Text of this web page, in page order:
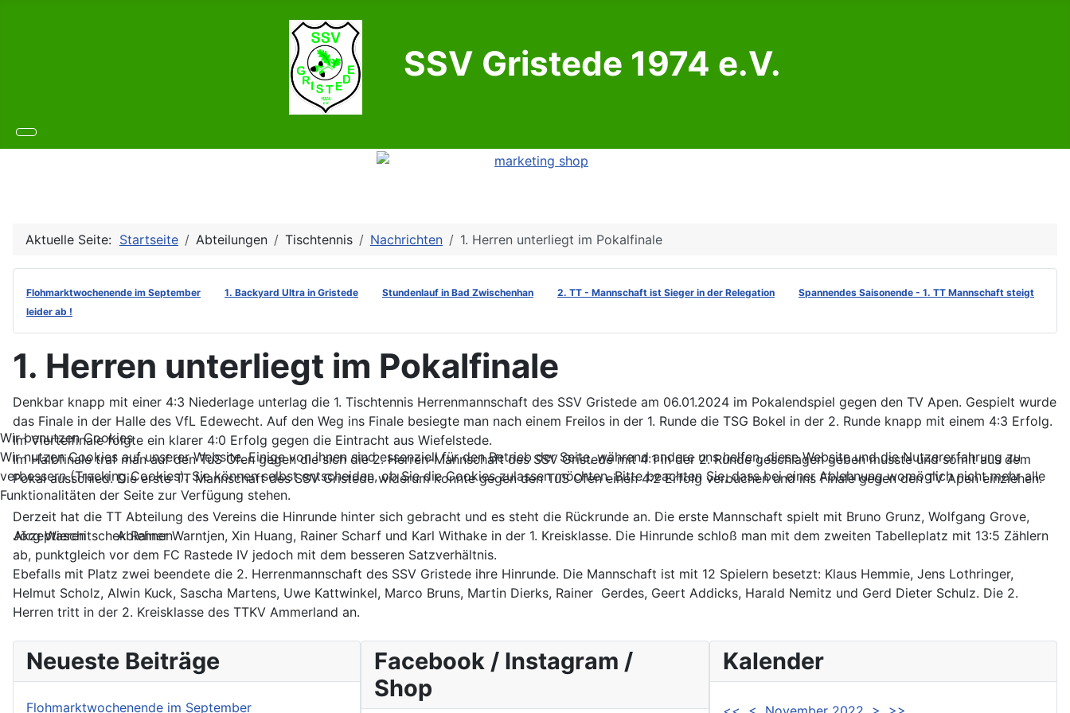
SSV Gristede 1974 e.V.
Aktuelle Seite: Startseite Abteilungen Tischtennis Nachrichten 1. Herren unterliegt im Pokalfinale
Flohmarktwochenende im September 1. Backyard Ultra in Gristede Stundenlauf in Bad Zwischenhan 2. TT - Mannschaft ist Sieger in der Relegation
Spannendes Saisonende - 1. TT Mannschaft steigt
leider ab !
1. Herren unterliegt im Pokalfinale
Denkbar knapp mit einer 4:3 Niederlage unterlag die 1. Tischtennis Herrenmannschaft des SSV Gristede am 06.01.2024 im Pokalendspiel gegen den TV Apen. Gespielt wurde
das Finale in der Halle des VfL Edewecht. Auf den Weg ins Finale besiegte man nach einem Freilos in der 1. Runde die TSG Bokel in der 2. Runde knapp mit einem 4:3 Erfolg.
Im Viertelfinale folgte ein klarer 4:0 Erfolg gegen die Eintracht aus Wiefelstede.
Im Halbfinale traf man auf den TuS Ofen gegen die sich die 2. Herren-Mannschaft des SSV Gristede mit 4:1 in der 2. Runde geschlagen geben musste und somit aus dem
Pokal ausschied. Die erste TT Mannschaft des SSV Gristede widerum konnte gegen den TuS Ofen einen 4:2 Erfolg verbuchen und ins Finale gegen den TV Apen einziehen.
Derzeit hat die TT Abteilung des Vereins die Hinrunde hinter sich gebracht und es steht die Rückrunde an. Die erste Mannschaft spielt mit Bruno Grunz, Wolfgang Grove,
Jörg Waschitschek Rainer Warntjen, Xin Huang, Rainer Scharf und Karl Withake in der 1. Kreisklasse. Die Hinrunde schloß man mit dem zweiten Tabelleplatz mit 13:5 Zählern
ab, punktgleich vor dem FC Rastede IV jedoch mit dem besseren Satzverhältnis.
Ebefalls mit Platz zwei beendete die 2. Herrenmannschaft des SSV Gristede ihre Hinrunde. Die Mannschaft ist mit 12 Spielern besetzt: Klaus Hemmie, Jens Lothringer,
Helmut Scholz, Alwin Kuck, Sascha Martens, Uwe Kattwinkel, Marco Bruns, Martin Dierks, Rainer Gerdes, Geert Addicks, Harald Nemitz und Gerd Dieter Schulz. Die 2.
Herren tritt in der 2. Kreisklasse des TTKV Ammerland an.
Neueste Beiträge
Flohmarktwochenende im September
Facebook / Instagram /
Shop
Kalender
Wir benutzen Cookies
Wir nutzen Cookies auf unserer Website. Einige von ihnen sind essenziell für den Betrieb der Seite, während andere uns helfen, diese Website und die Nutzererfahrung zu
verbessern (Tracking Cookies). Sie können selbst entscheiden, ob Sie die Cookies zulassen möchten. Bitte beachten Sie, dass bei einer Ablehnung womöglich nicht mehr alle
Funktionalitäten der Seite zur Verfügung stehen.
Akzeptieren Ablehnen